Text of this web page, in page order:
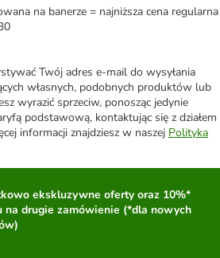
na banerze = najniższa cena regularna
Twój adres e-mail do wysyłania
własnych, podobnych produktów lub
wyrazić sprzeciw, ponosząc jedynie
podstawową, kontaktując się z działem
informacji znajdziesz w naszej Polityka
ekskluzywne oferty oraz 10%*
na drugie zamówienie (*dla nowych